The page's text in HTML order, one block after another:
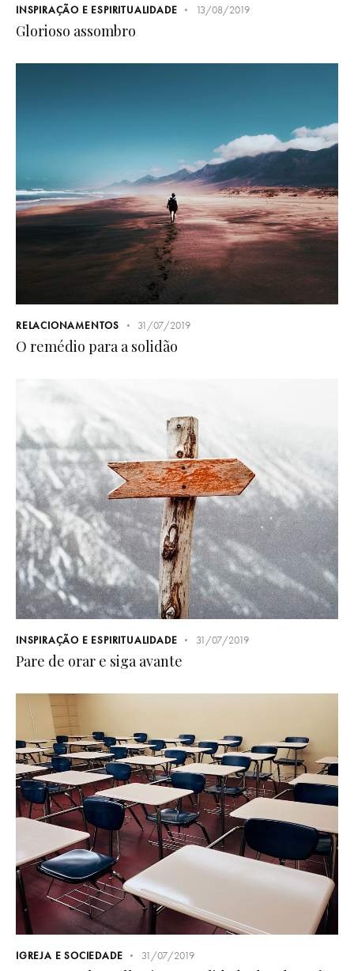
INSPIRAÇÃO E ESPIRITUALIDADE 13/08/2019
Glorioso assombro
RELACIONAMENTOS 31/07/2019
O remédio para a solidão
INSPIRAÇÃO E ESPIRITUALIDADE 31/07/2019
Pare de orar e siga avante
IGREJA E SOCIEDADE 31/07/2019